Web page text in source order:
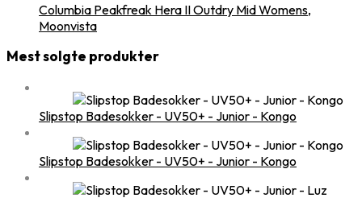
Columbia Peakfreak Hera II Outdry Mid Womens,
Moonvista
Mest solgte produkter
Slipstop Badesokker - UV50+ - Junior - Kongo
Slipstop Badesokker - UV50+ - Junior - Kongo